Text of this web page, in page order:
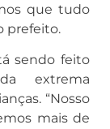
que tudo
prefeito.
sendo feito
extrema
“Nosso
mais de